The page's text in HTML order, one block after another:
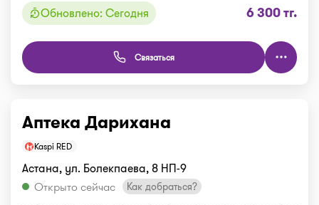
Обновлено: Сегодня 6 300 тг.
Связаться
Аптека Дарихана
Kaspi RED
Астана, ул. Болекпаева, 8 НП-9
Открыто сейчас
Как добраться?